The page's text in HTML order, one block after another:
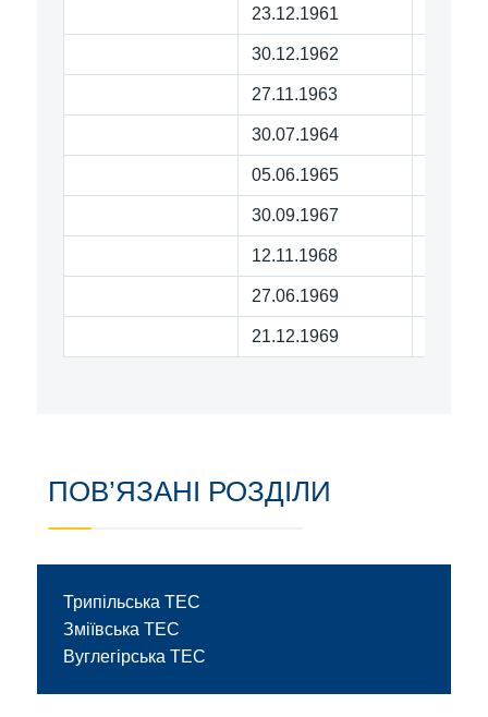
23.12.1961
30.12.1962
27.11.1963
30.07.1964
05.06.1965
30.09.1967
12.11.1968
27.06.1969
21.12.1969
ПОВ’ЯЗАНІ РОЗДІЛИ
Трипільська ТЕС
Зміївська ТЕС
Вуглегірська ТЕС